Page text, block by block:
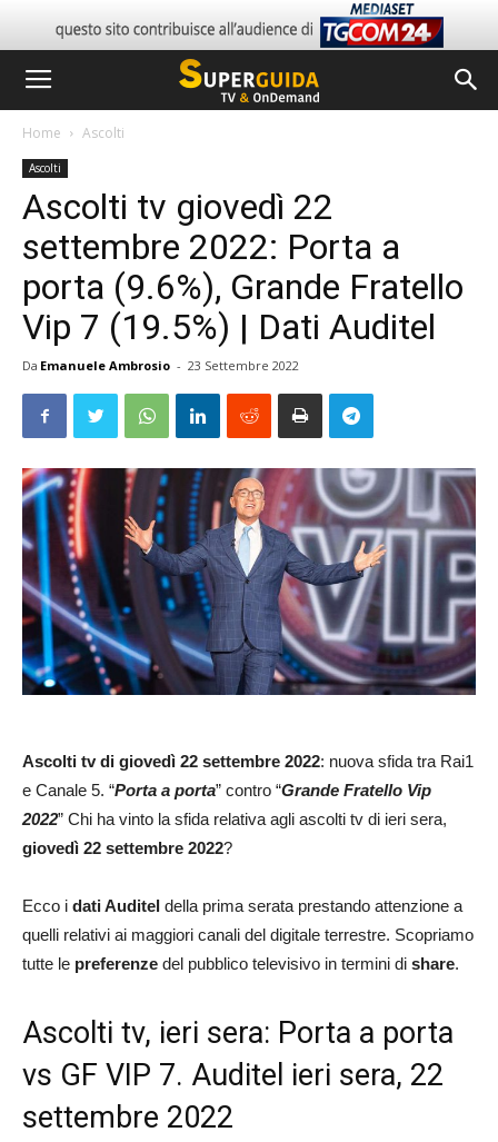
Home Ascolti
Ascolti
Ascolti tv giovedì 22
settembre 2022: Porta a
porta (9.6%), Grande Fratello
Vip 7 (19.5%) | Dati Auditel
Da Emanuele Ambrosio - 23 Settembre 2022
Ascolti tv di giovedì 22 settembre 2022: nuova sfida tra Rai1
e Canale 5. “Porta a porta” contro “Grande Fratello Vip
2022” Chi ha vinto la sfida relativa agli ascolti tv di ieri sera,
giovedì 22 settembre 2022?
Ecco i dati Auditel della prima serata prestando attenzione a
quelli relativi ai maggiori canali del digitale terrestre. Scopriamo
tutte le preferenze del pubblico televisivo in termini di share.
Ascolti tv, ieri sera: Porta a porta
vs GF VIP 7. Auditel ieri sera, 22
settembre 2022